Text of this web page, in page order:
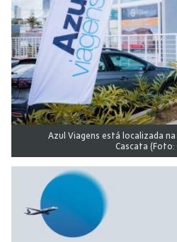
Azul Viagens está localizada
Cascata